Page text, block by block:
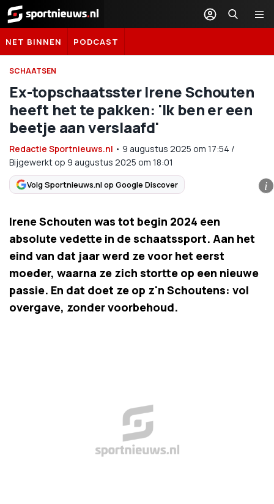
Sportnieuws.nl
NET BINNEN PODCAST
SCHAATSEN
Ex-topschaatsster Irene Schouten
heeft het te pakken: 'Ik ben er een
beetje aan verslaafd'
Redactie Sportnieuws.nl • 9 augustus 2025 om 17:54 /
Bijgewerkt op 9 augustus 2025 om 18:01
Volg Sportnieuws.nl op Google Discover i
Irene Schouten was tot begin 2024 een
absolute vedette in de schaatssport. Aan het
eind van dat jaar werd ze voor het eerst
moeder, waarna ze zich stortte op een nieuwe
passie. En dat doet ze op z'n Schoutens: vol
overgave, zonder voorbehoud.